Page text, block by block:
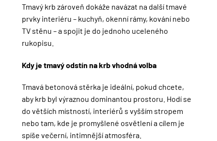
Tmavý krb zároveň dokáže navázat na další tmavé
prvky interiéru – kuchyň, okenní rámy, kování nebo
TV stěnu – a spojit je do jednoho uceleného
rukopisu.
Kdy je tmavý odstín na krb vhodná volba
Tmavá betonová stěrka je ideální, pokud chcete,
aby krb byl výraznou dominantou prostoru. Hodí se
do větších místností, interiérů s vyšším stropem
nebo tam, kde je promyšlené osvětlení a cílem je
spíše večerní, intimnější atmosféra.